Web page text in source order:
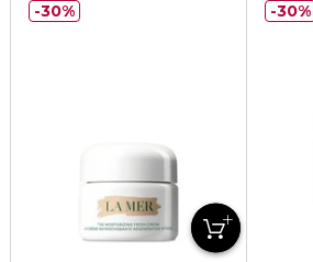
30% 30%